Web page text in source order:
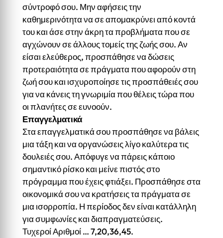
σύντροφό σου. Μην αφήσεις την
καθημερινότητα να σε απομακρύνει από κοντά
του και άσε στην άκρη τα προβλήματα που σε
αγχώνουν σε άλλους τομείς της ζωής σου. Αν
είσαι ελεύθερος, προσπάθησε να δώσεις
προτεραιότητα σε πράγματα που αφορούν στη
ζωή σου και ισχυροποίησε τις προσπάθειές σου
για να κάνεις τη γνωριμία που θέλεις τώρα που
οι πλανήτες σε ευνοούν.
Επαγγελματικά
Στα επαγγελματικά σου προσπάθησε να βάλεις
μια τάξη και να οργανώσεις λίγο καλύτερα τις
δουλειές σου. Απόφυγε να πάρεις κάποιο
σημαντικό ρίσκο και μείνε πιστός στο
πρόγραμμα που έχεις φτιάξει. Προσπάθησε στα
οικονομικά σου να κρατήσεις τα πράγματα σε
μια ισορροπία. Η περίοδος δεν είναι κατάλληλη
για συμφωνίες και διαπραγματεύσεις.
Τυχεροί Αριθμοί … 7,20,36,45.